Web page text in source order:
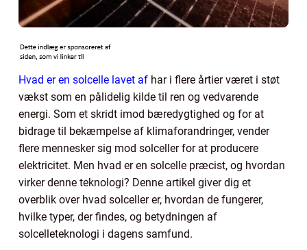
Hvad er en solcelle lavet af har i flere årtier været i støt
vækst som en pålidelig kilde til ren og vedvarende
energi. Som et skridt imod bæredygtighed og for at
bidrage til bekæmpelse af klimaforandringer, vender
flere mennesker sig mod solceller for at producere
elektricitet. Men hvad er en solcelle præcist, og hvordan
virker denne teknologi? Denne artikel giver dig et
overblik over hvad solceller er, hvordan de fungerer,
hvilke typer, der findes, og betydningen af
solcelleteknologi i dagens samfund.